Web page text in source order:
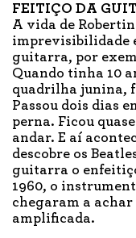
FEITIÇO DA
A vida de
imprevisibilidade
guitarra, por
Quando tinha 10
quadrilha junina,
Passou dois dias
perna. Ficou
andar. E aí
descobre os
guitarra o
1960, o
chegaram a
amplificada.